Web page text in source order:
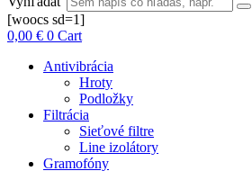
[woocs sd=1]
0,00 € 0 Cart
Antivibrácia
Hroty
Podložky
Filtrácia
Sieťové filtre
Line izolátory
Gramofóny